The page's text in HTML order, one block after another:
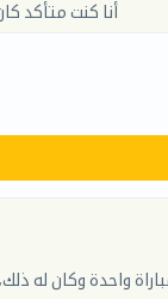
أنا كنت متأكد
واحدة وكان له